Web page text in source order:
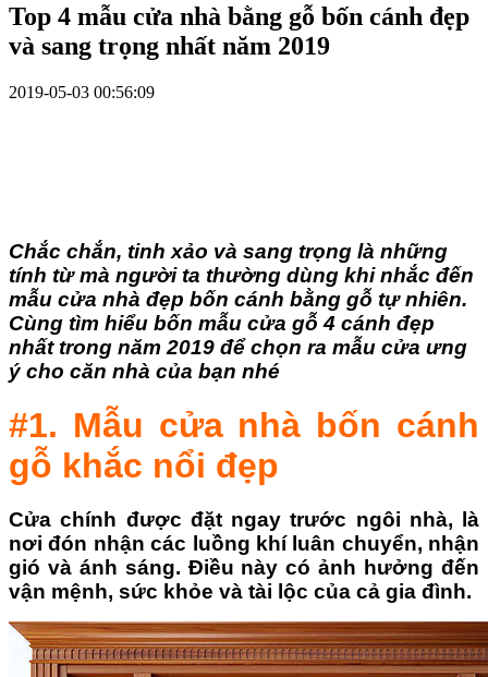
Top 4 mẫu cửa nhà bằng gỗ bốn cánh đẹp
và sang trọng nhất năm 2019
2019-05-03 00:56:09
Chắc chắn, tinh xảo và sang trọng là những
tính từ mà người ta thường dùng khi nhắc đến
mẫu cửa nhà đẹp bốn cánh bằng gỗ tự nhiên.
Cùng tìm hiểu bốn mẫu cửa gỗ 4 cánh đẹp
nhất trong năm 2019 để chọn ra mẫu cửa ưng
ý cho căn nhà của bạn nhé
#1. Mẫu cửa nhà bốn cánh
gỗ khắc nổi đẹp
Cửa chính được đặt ngay trước ngôi nhà, là
nơi đón nhận các luồng khí luân chuyển, nhận
gió và ánh sáng. Điều này có ảnh hưởng đến
vận mệnh, sức khỏe và tài lộc của cả gia đình.